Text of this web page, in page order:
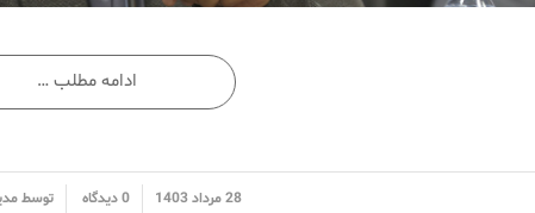
ادامه مطلب …
28 مرداد 1403/ 0 دیدگاه توسط